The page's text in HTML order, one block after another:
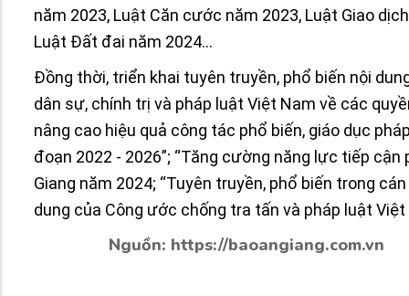
năm 2023, Luật Căn cước năm 2023, Luật Giao
Luật Đất đai năm 2024…
Đồng thời, triển khai tuyên truyền, phổ biến nội
dân sự, chính trị và pháp luật Việt Nam về các
nâng cao hiệu quả công tác phổ biến, giáo dục
đoạn 2022 - 2026”; “Tăng cường năng lực tiếp
Giang năm 2024; “Tuyên truyền, phổ biến trong
dung của Công ước chống tra tấn và pháp luật
Nguồn: https://baoangiang.com.vn